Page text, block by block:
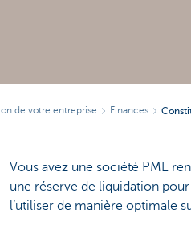
de votre entreprise Finances
Vous avez une société PME
une réserve de liquidation
l’utiliser de manière optimale